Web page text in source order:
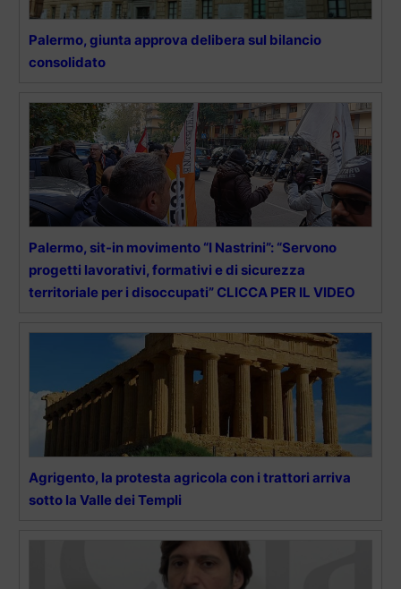
Palermo, giunta approva delibera sul bilancio
consolidato
Palermo, sit-in movimento “I Nastrini”: “Servono
progetti lavorativi, formativi e di sicurezza
territoriale per i disoccupati” CLICCA PER IL VIDEO
Agrigento, la protesta agricola con i trattori arriva
sotto la Valle dei Templi